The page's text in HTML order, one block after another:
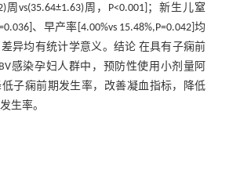
周vs(35.64±1.63)周，P<0.001]；新生儿窒
、早产率[4.00%vs 15.48%,P=0.042]均
异均有统计学意义。结论 在具有子痫前
感染孕妇人群中，预防性使用小剂量阿
子痫前期发生率，改善凝血指标，降低
生率。